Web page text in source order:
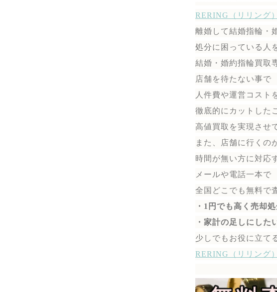
RERING（リリング）
離婚して結婚指輪・
処分に困っている人
結婚・婚約指輪買取
店舗を待たない事で
人件費や運営コスト
徹底的にカットした
高値買取を実現させ
また、店舗に行くの
時間が無い方に対応
メールや電話一本で
全国どこでも無料で
・1円でも高く売却
・家計の足しにした
少しでもお役に立て
RERING（リリング）